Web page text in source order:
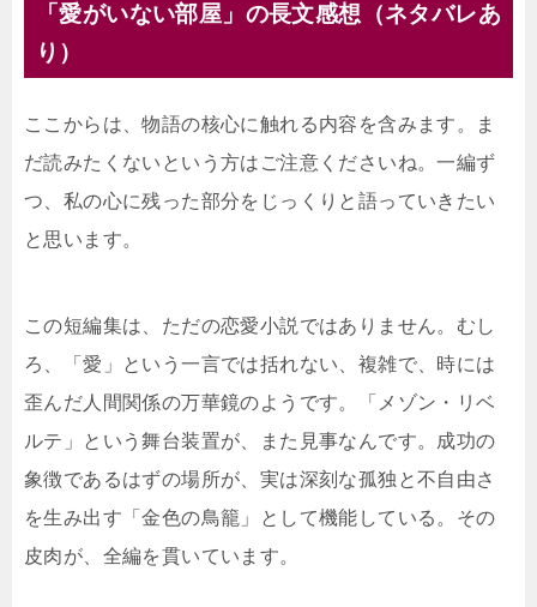
「愛がいない部屋」の長文感想（ネタバレあ
り）
ここからは、物語の核心に触れる内容を含みます。ま
だ読みたくないという方はご注意くださいね。一編ず
つ、私の心に残った部分をじっくりと語っていきたい
と思います。
この短編集は、ただの恋愛小説ではありません。むし
ろ、「愛」という一言では括れない、複雑で、時には
歪んだ人間関係の万華鏡のようです。「メゾン・リベ
ルテ」という舞台装置が、また見事なんです。成功の
象徴であるはずの場所が、実は深刻な孤独と不自由さ
を生み出す「金色の鳥籠」として機能している。その
皮肉が、全編を貫いています。